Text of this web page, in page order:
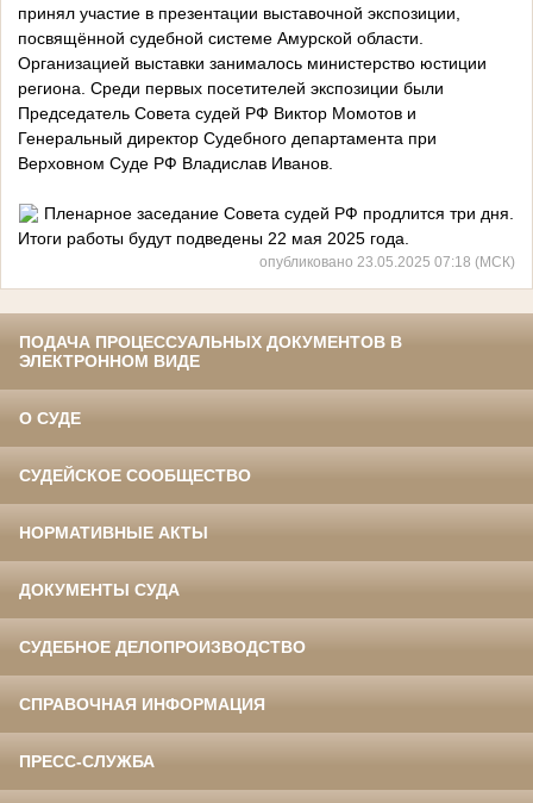
принял участие в презентации выставочной экспозиции,
посвящённой судебной системе Амурской области.
Организацией выставки занималось министерство юстиции
региона. Среди первых посетителей экспозиции были
Председатель Совета судей РФ Виктор Момотов и
Генеральный директор Судебного департамента при
Верховном Суде РФ Владислав Иванов.
Пленарное заседание Совета судей РФ продлится три дня.
Итоги работы будут подведены 22 мая 2025 года.
опубликовано 23.05.2025 07:18 (МСК)
ПОДАЧА ПРОЦЕССУАЛЬНЫХ ДОКУМЕНТОВ В
ЭЛЕКТРОННОМ ВИДЕ
О СУДЕ
СУДЕЙСКОЕ СООБЩЕСТВО
НОРМАТИВНЫЕ АКТЫ
ДОКУМЕНТЫ СУДА
СУДЕБНОЕ ДЕЛОПРОИЗВОДСТВО
СПРАВОЧНАЯ ИНФОРМАЦИЯ
ПРЕСС-СЛУЖБА